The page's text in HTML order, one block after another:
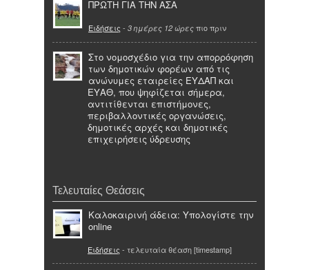
ΠΡΩΤΗ ΓΙΑ ΤΗΝ ΑΣΑ
Ειδήσεις - 3 ημέρες 12 ώρες πιο πριν
Στο νομοσχέδιο για την απορρόφηση
των δημοτικών φορέων από τις
ανώνυμες εταιρείες ΕΥΔΑΠ και
ΕΥΑΘ, που ψηφίζεται σήμερα,
αντιτίθενται επιστήμονες,
περιβαλλοντικές οργανώσεις,
δημοτικές αρχές και δημοτικές
επιχειρήσεις ύδρευσης
Τελευταίες Θεάσεις
Καλοκαιρινή άδεια: Υπολογίστε την
online
Ειδήσεις - τελευταία θέαση [timestamp]